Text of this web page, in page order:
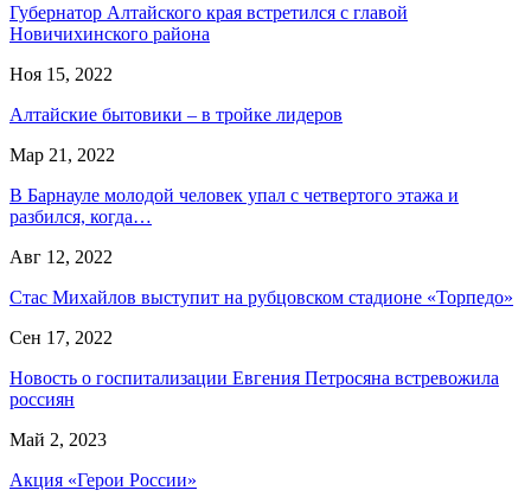
Губернатор Алтайского края встретился с главой
Новичихинского района
Ноя 15, 2022
Алтайские бытовики – в тройке лидеров
Мар 21, 2022
В Барнауле молодой человек упал с четвертого этажа и
разбился, когда…
Авг 12, 2022
Стас Михайлов выступит на рубцовском стадионе «Торпедо»
Сен 17, 2022
Новость о госпитализации Евгения Петросяна встревожила
россиян
Май 2, 2023
Акция «Герои России»